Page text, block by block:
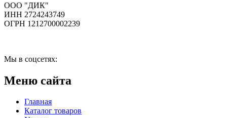
ООО "ДИК"
ИНН 2724243749
ОГРН 1212700002239
Мы в соцсетях:
Меню сайта
Главная
Каталог товаров